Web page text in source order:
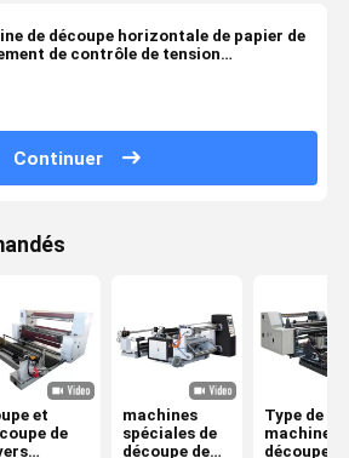
de découpe horizontale de papier de
de contrôle de tension
Continuer
et
de
machines
spéciales de
découpe de
Type de
machine à
découper